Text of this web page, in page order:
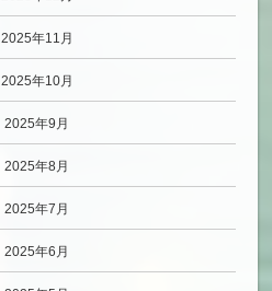
2025年11月
2025年10月
2025年9月
2025年8月
2025年7月
2025年6月